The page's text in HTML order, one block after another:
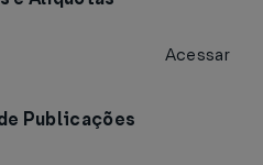
Acessar
Publicações